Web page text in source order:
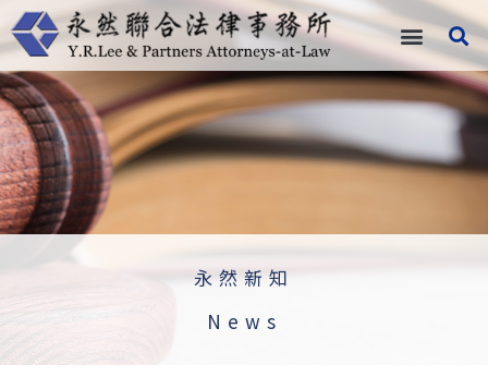
跳
至
主
要
內
容
永然新知
News